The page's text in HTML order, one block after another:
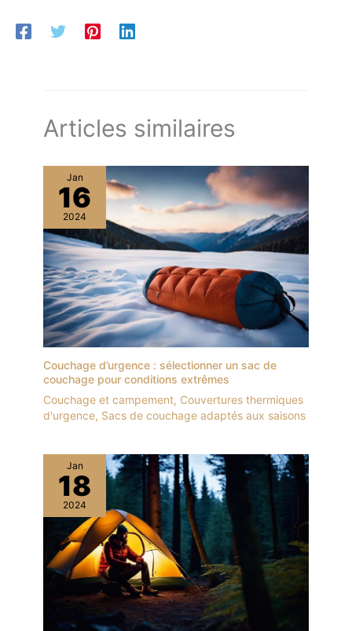
Articles similaires
Jan
16
2024
Couchage d’urgence : sélectionner un sac de
couchage pour conditions extrêmes
Couchage et campement, Couvertures thermiques
d'urgence, Sacs de couchage adaptés aux saisons
Jan
18
2024